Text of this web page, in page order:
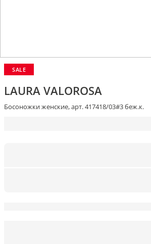
SALE
LAURA VALOROSA
Босоножки женские, арт. 417418/03#3 беж.к.